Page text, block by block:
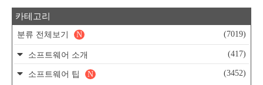
카테고리
분류 전체보기 (7019)
N
소프트웨어 소개 (417)
소프트웨어 팁 (3452)
N